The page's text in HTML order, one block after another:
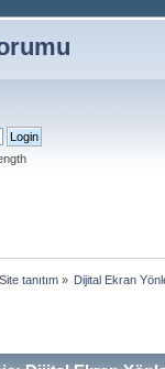
Site tanıtım» Dijital Ekran